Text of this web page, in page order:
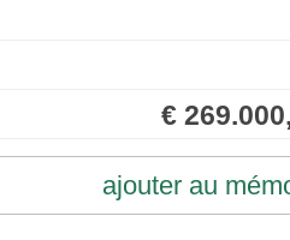
€
ajouter au